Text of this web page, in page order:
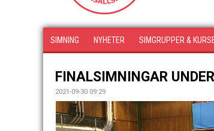
SIMNING NYHETER SIMGRUPPER &
FINALSIMNINGAR
2021-09-30 09:29